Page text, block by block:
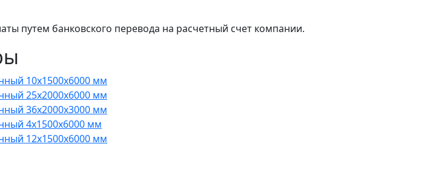
путем банковского перевода на расчетный счет компании.
10x1500x6000 мм
25x2000x6000 мм
36x2000x3000 мм
4x1500x6000 мм
12x1500x6000 мм